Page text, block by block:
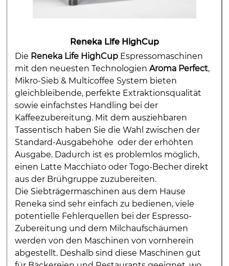
Reneka Life HighCup
Die Reneka Life HighCup Espressomaschinen
mit den neuesten TechnologienAroma Perfect,
Mikro-Sieb & Multicoffee System bieten
gleichbleibende, perfekte Extraktionsqualität
sowie einfachstes Handling bei der
Kaffeezubereitung. Mit dem ausziehbaren
Tassentisch haben Sie die Wahl zwischen der
Standard-Ausgabehöhe oder der erhöhten
Ausgabe. Dadurch ist es problemlos möglich,
einen Latte Macchiato oder Togo-Becher direkt
aus der Brühgruppe zuzubereiten.
Die Siebträgermaschinen aus dem Hause
Reneka sind sehr einfach zu bedienen, viele
potentielle Fehlerquellen bei der Espresso-
Zubereitung und dem Milchaufschäumen
werden von den Maschinen von vornherein
abgestellt. Deshalb sind diese Maschinen gut